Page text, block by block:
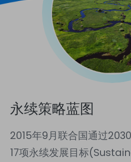
利害关系人
永续策略蓝图
2015年9月联合国通过
17项永续发展目标